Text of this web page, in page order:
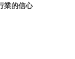
業的信心